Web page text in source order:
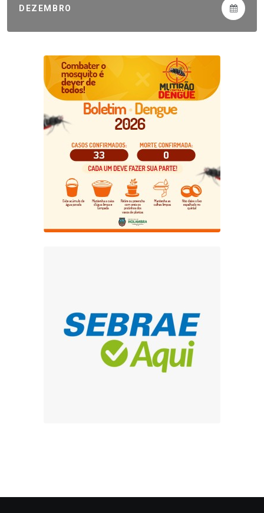
DEZEMBRO